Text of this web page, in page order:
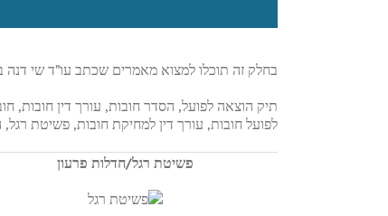
בחלק זה תוכלו למצוא מאמרים שכתב עו”ד שי
תיק הוצאה לפועל, הסדר חובות, עורך דין חובות,
לפועל חובות, עורך דין למחיקת חובות, פשיטת
פשיטת רגל/חדלות פרעון